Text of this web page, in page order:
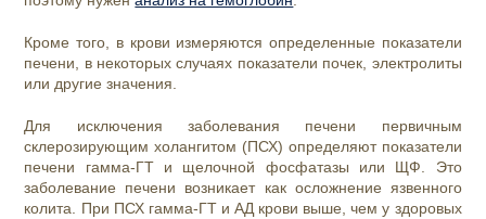
Кроме того, в крови измеряются определенные показатели
печени, в некоторых случаях показатели почек, электролиты
или другие значения.
Для исключения заболевания печени первичным
склерозирующим холангитом (ПСХ) определяют показатели
печени гамма-ГТ и щелочной фосфатазы или ЩФ. Это
заболевание печени возникает как осложнение язвенного
колита. При ПСХ гамма-ГТ и АД крови выше, чем у здоровых